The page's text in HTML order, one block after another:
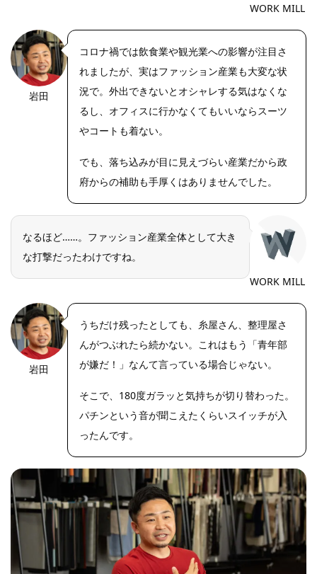
WORK MILL
https://riseph
岩田
コロナ禍では飲食業や観光業への影響が注目さ
れましたが、実はファッション産業も大変な状
況で。外出できないとオシャレする気はなくな
るし、オフィスに行かなくてもいいならスーツ
やコートも着ない。
でも、落ち込みが目に見えづらい産業だから政
府からの補助も手厚くはありませんでした。
なるほど……。ファッション産業全体として大き
な打撃だったわけですね。
WORK MILL
https://riseph
岩田
うちだけ残ったとしても、糸屋さん、整理屋さ
んがつぶれたら続かない。これはもう「青年部
が嫌だ！」なんて言っている場合じゃない。
そこで、180度ガラッと気持ちが切り替わった。
パチンという音が聞こえたくらいスイッチが入
ったんです。